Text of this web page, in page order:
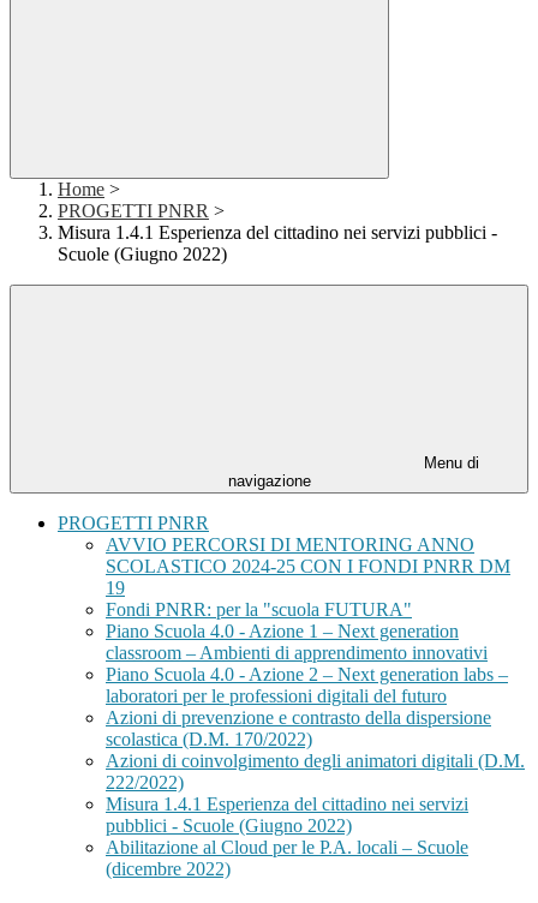
Home >
PROGETTI PNRR >
Misura 1.4.1 Esperienza del cittadino nei servizi pubblici -
Scuole (Giugno 2022)
Menu di
navigazione
PROGETTI PNRR
AVVIO PERCORSI DI MENTORING ANNO
SCOLASTICO 2024-25 CON I FONDI PNRR DM
19
Fondi PNRR: per la "scuola FUTURA"
Piano Scuola 4.0 - Azione 1 – Next generation
classroom – Ambienti di apprendimento innovativi
Piano Scuola 4.0 - Azione 2 – Next generation labs –
laboratori per le professioni digitali del futuro
Azioni di prevenzione e contrasto della dispersione
scolastica (D.M. 170/2022)
Azioni di coinvolgimento degli animatori digitali (D.M.
222/2022)
Misura 1.4.1 Esperienza del cittadino nei servizi
pubblici - Scuole (Giugno 2022)
Abilitazione al Cloud per le P.A. locali – Scuole
(dicembre 2022)